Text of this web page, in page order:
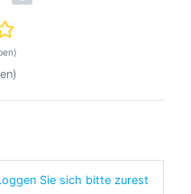
Sie sich bitte zurest